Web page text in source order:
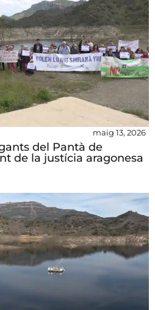
maig 13, 2026
del Pantà de
de la justícia aragonesa